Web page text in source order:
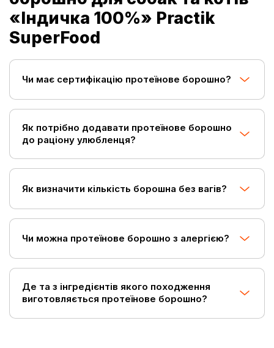
«Індичка 100%» Practik
SuperFood
Чи має сертифікацію протеїнове борошно?
Як потрібно додавати протеїнове борошно
до раціону улюбленця?
Як визначити кількість борошна без вагів?
Чи можна протеїнове борошно з алергією?
Де та з інгредієнтів якого походження
виготовляється протеїнове борошно?